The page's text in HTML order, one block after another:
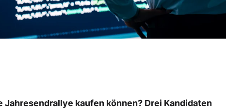
kaufen können? Drei Kandidaten